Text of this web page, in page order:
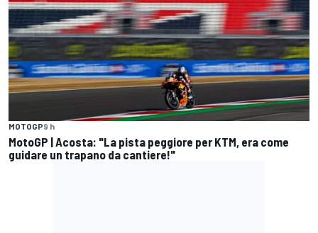
MOTOGP9 h
MotoGP | Acosta: "La pista peggiore per KTM, era come
guidare un trapano da cantiere!"